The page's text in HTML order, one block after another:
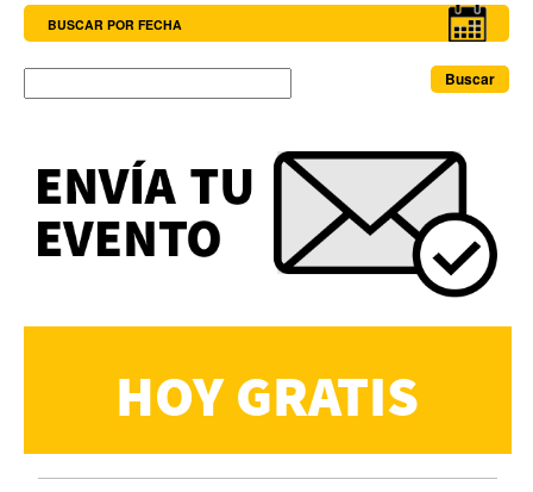
BUSCAR POR FECHA
HOY GRATIS